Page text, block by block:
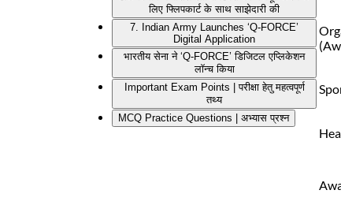
लिए फ्लिपकार्ट के साथ साझेदारी की
7. Indian Army Launches ‘Q-FORCE’
Digital Application
भारतीय सेना ने ‘Q-FORCE’ डिजिटल एप्लिकेशन
लॉन्च किया
Important Exam Points | परीक्षा हेतु महत्वपूर्ण
तथ्य
MCQ Practice Questions | अभ्यास प्रश्न